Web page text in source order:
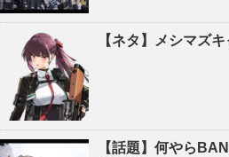
【ネタ】メシマズ
【話題】何やら